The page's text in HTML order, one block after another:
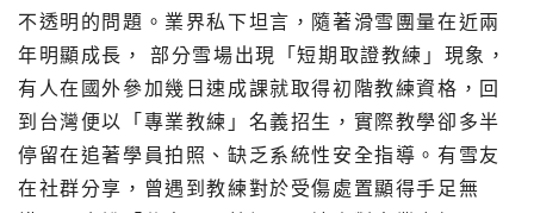
不透明的問題。業界私下坦言，隨著滑雪團量在近兩
年明顯成長， 部分雪場出現「短期取證教練」現象，
有人在國外參加幾日速成課就取得初階教練資格，回
到台灣便以「專業教練」名義招生，實際教學卻多半
停留在追著學員拍照、缺乏系統性安全指導。有雪友
在社群分享，曾遇到教練對於受傷處置顯得手足無